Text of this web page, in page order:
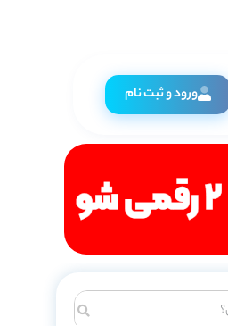
ورود و ثبت نام